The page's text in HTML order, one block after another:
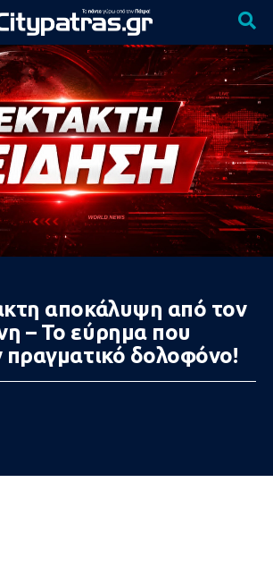
αποκάλυψη από τον
– Το εύρημα που
πραγματικό δολοφόνο!